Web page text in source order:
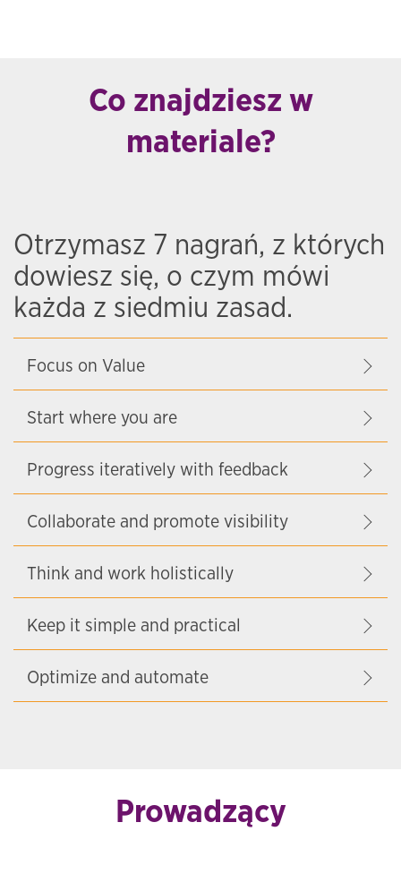
Co znajdziesz w
materiale?
Otrzymasz 7 nagrań, z których
dowiesz się, o czym mówi
każda z siedmiu zasad.
Focus on Value
Start where you are
Progress iteratively with feedback
Collaborate and promote visibility
Think and work holistically
Keep it simple and practical
Optimize and automate
Prowadzący